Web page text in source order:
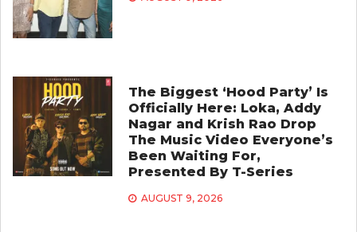
The Biggest ‘Hood Party’ Is
Officially Here: Loka, Addy
Nagar and Krish Rao Drop
The Music Video Everyone’s
Been Waiting For,
Presented By T-Series
AUGUST 9, 2026